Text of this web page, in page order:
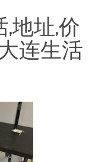
,地址,价
连生活